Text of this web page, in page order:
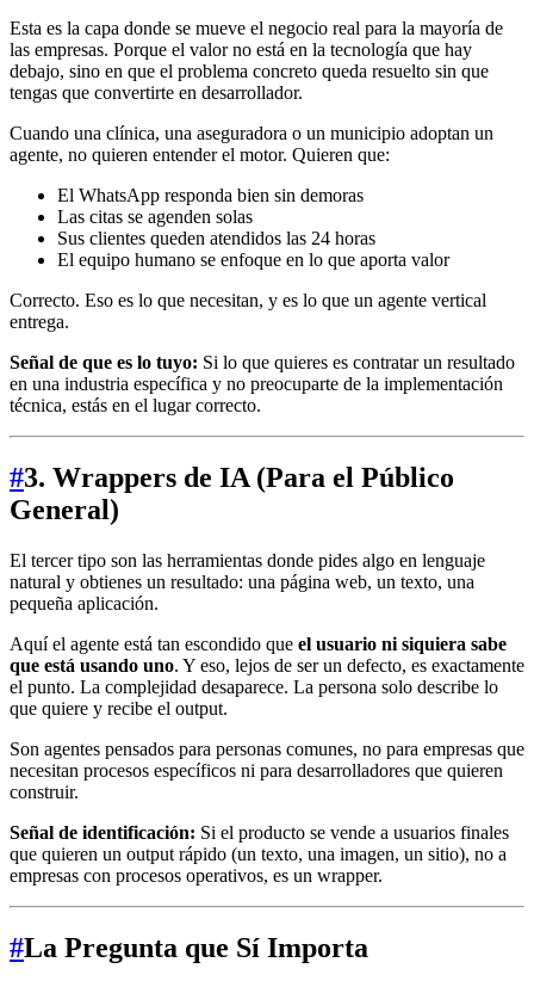
Esta es la capa donde se mueve el negocio real para la mayoría de
las empresas. Porque el valor no está en la tecnología que hay
debajo, sino en que el problema concreto queda resuelto sin que
tengas que convertirte en desarrollador.
Cuando una clínica, una aseguradora o un municipio adoptan un
agente, no quieren entender el motor. Quieren que:
El WhatsApp responda bien sin demoras
Las citas se agenden solas
Sus clientes queden atendidos las 24 horas
El equipo humano se enfoque en lo que aporta valor
Correcto. Eso es lo que necesitan, y es lo que un agente vertical
entrega.
Señal de que es lo tuyo: Si lo que quieres es contratar un resultado
en una industria específica y no preocuparte de la implementación
técnica, estás en el lugar correcto.
#3. Wrappers de IA (Para el Público
General)
El tercer tipo son las herramientas donde pides algo en lenguaje
natural y obtienes un resultado: una página web, un texto, una
pequeña aplicación.
Aquí el agente está tan escondido que el usuario ni siquiera sabe
que está usando uno. Y eso, lejos de ser un defecto, es exactamente
el punto. La complejidad desaparece. La persona solo describe lo
que quiere y recibe el output.
Son agentes pensados para personas comunes, no para empresas que
necesitan procesos específicos ni para desarrolladores que quieren
construir.
Señal de identificación: Si el producto se vende a usuarios finales
que quieren un output rápido (un texto, una imagen, un sitio), no a
empresas con procesos operativos, es un wrapper.
#La Pregunta que Sí Importa